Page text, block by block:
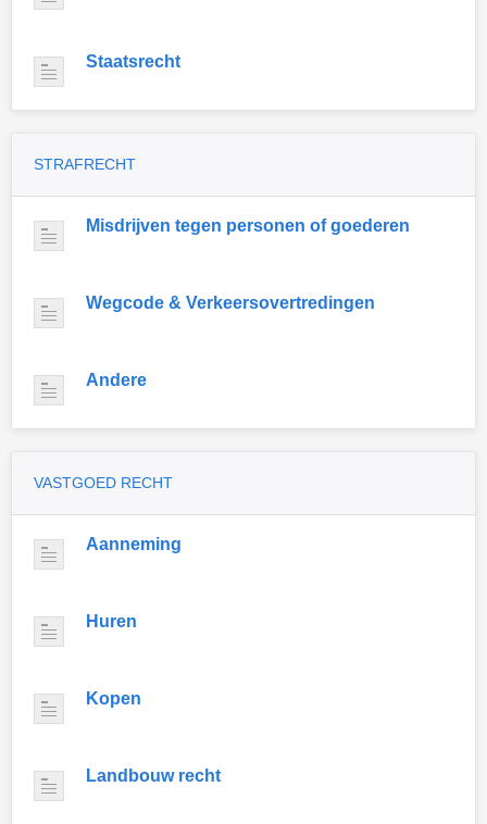
Staatsrecht
STRAFRECHT
Misdrijven tegen personen of goederen
Wegcode & Verkeersovertredingen
Andere
VASTGOED RECHT
Aanneming
Huren
Kopen
Landbouw recht